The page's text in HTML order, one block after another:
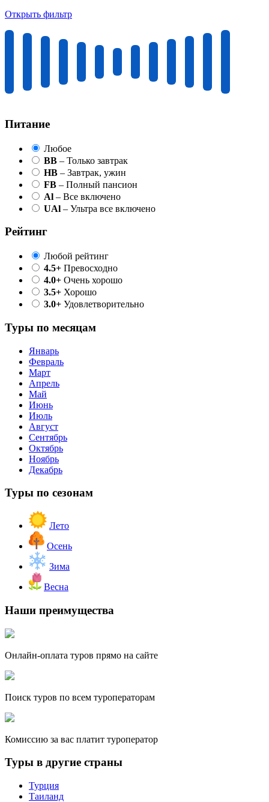
Открыть фильтр
Питание
Любое
BB – Только завтрак
HB – Завтрак, ужин
FB – Полный пансион
Al – Все включено
UAl – Ультра все включено
Рейтинг
Любой рейтинг
4.5+ Превосходно
4.0+ Очень хорошо
3.5+ Хорошо
3.0+ Удовлетворительно
Туры по месяцам
Январь
Февраль
Март
Апрель
Май
Июнь
Июль
Август
Сентябрь
Октябрь
Ноябрь
Декабрь
Туры по сезонам
Лето
Осень
Зима
Весна
Наши преимущества
Онлайн-оплата туров прямо на сайте
Поиск туров по всем туроператорам
Комиссию за вас платит туроператор
Туры в другие страны
Турция
Таиланд